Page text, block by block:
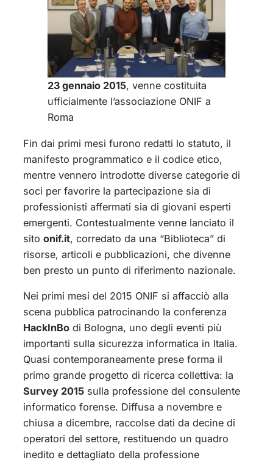
23 gennaio 2015, venne costituita
ufficialmente l’associazione ONIF a
Roma
Fin dai primi mesi furono redatti lo statuto, il
manifesto programmatico e il codice etico,
mentre vennero introdotte diverse categorie di
soci per favorire la partecipazione sia di
professionisti affermati sia di giovani esperti
emergenti. Contestualmente venne lanciato il
sito onif.it, corredato da una “Biblioteca” di
risorse, articoli e pubblicazioni, che divenne
ben presto un punto di riferimento nazionale.
Nei primi mesi del 2015 ONIF si affacciò alla
scena pubblica patrocinando la conferenza
HackInBo di Bologna, uno degli eventi più
importanti sulla sicurezza informatica in Italia.
Quasi contemporaneamente prese forma il
primo grande progetto di ricerca collettiva: la
Survey 2015 sulla professione del consulente
informatico forense. Diffusa a novembre e
chiusa a dicembre, raccolse dati da decine di
operatori del settore, restituendo un quadro
inedito e dettagliato della professione